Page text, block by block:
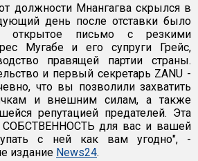
должности Мнангагва скрылся в
день после отставки было
открытое письмо с резкими
Мугабе и его супруги Грейс,
правящей партии страны.
и первый секретарь ZANU -
что вы позволили захватить
и внешним силам, а также
репутацией предателей. Эта
для вас и вашей
с ней как вам угодно", -
издание News24.